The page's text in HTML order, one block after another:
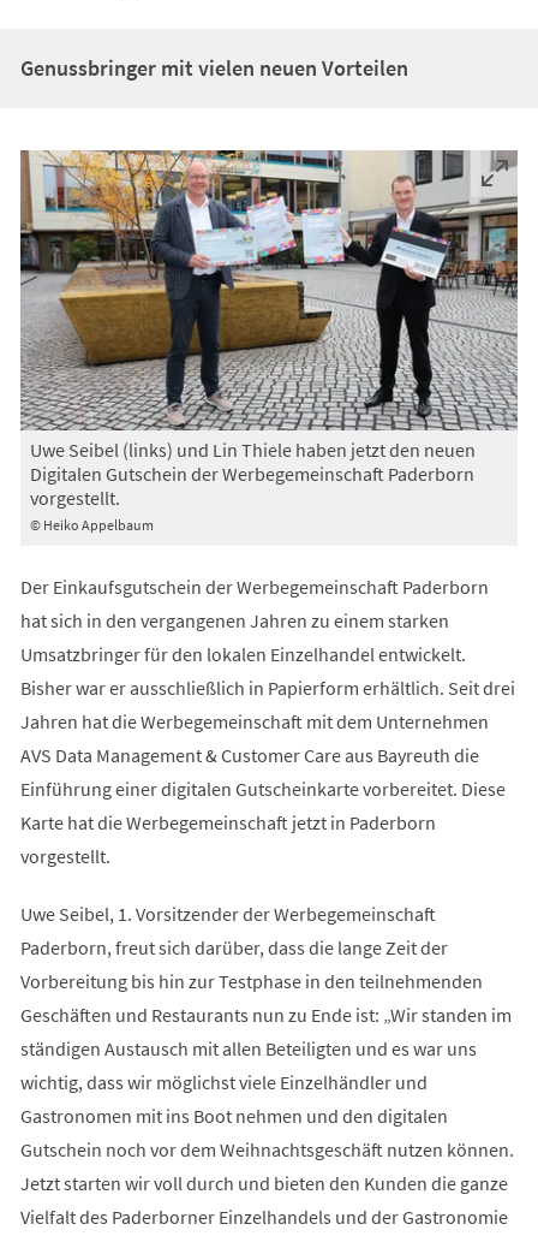
Genussbringer mit vielen neuen Vorteilen
© Heiko Appelbaum
Uwe Seibel (links) und Lin Thiele haben jetzt den neuen
Digitalen Gutschein der Werbegemeinschaft Paderborn
vorgestellt.
Der Einkaufsgutschein der Werbegemeinschaft Paderborn
hat sich in den vergangenen Jahren zu einem starken
Umsatzbringer für den lokalen Einzelhandel entwickelt.
Bisher war er ausschließlich in Papierform erhältlich. Seit drei
Jahren hat die Werbegemeinschaft mit dem Unternehmen
AVS Data Management & Customer Care aus Bayreuth die
Einführung einer digitalen Gutscheinkarte vorbereitet. Diese
Karte hat die Werbegemeinschaft jetzt in Paderborn
vorgestellt.
Uwe Seibel, 1. Vorsitzender der Werbegemeinschaft
Paderborn, freut sich darüber, dass die lange Zeit der
Vorbereitung bis hin zur Testphase in den teilnehmenden
Geschäften und Restaurants nun zu Ende ist: „Wir standen im
ständigen Austausch mit allen Beteiligten und es war uns
wichtig, dass wir möglichst viele Einzelhändler und
Gastronomen mit ins Boot nehmen und den digitalen
Gutschein noch vor dem Weihnachtsgeschäft nutzen können.
Jetzt starten wir voll durch und bieten den Kunden die ganze
Vielfalt des Paderborner Einzelhandels und der Gastronomie